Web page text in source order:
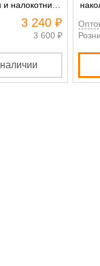
налокотники
3 240 ₽
3 600 ₽